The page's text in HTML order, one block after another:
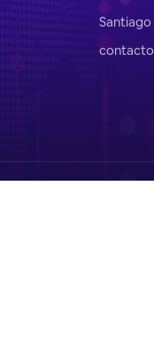
Santiago